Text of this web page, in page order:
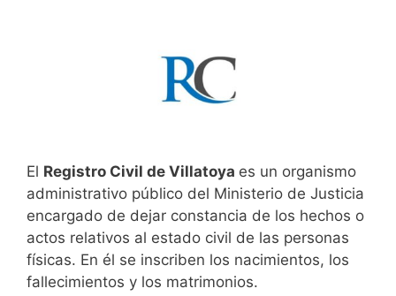
El Registro Civil de Villatoya es un organismo
administrativo público del Ministerio de Justicia
encargado de dejar constancia de los hechos o
actos relativos al estado civil de las personas
físicas. En él se inscriben los nacimientos, los
fallecimientos y los matrimonios.